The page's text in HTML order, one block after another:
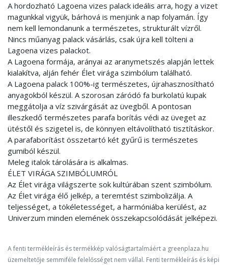
A hordozható Lagoena vizes palack ideális arra, hogy a vizet
magunkkal vigyük, bárhová is menjünk a nap folyamán. Így
nem kell lemondanunk a természetes, strukturált vízről.
Nincs műanyag palack vásárlás, csak újra kell tölteni a
Lagoena vizes palackot.
A Lagoena formája, arányai az aranymetszés alapján lettek
kialakítva, alján fehér Élet virága szimbólum található.
A Lagoena palack 100%-ig természetes, újrahasznosítható
anyagokból készül. A szorosan záródó fa burkolatú kupak
meggátolja a víz szivárgását az üvegből. A pontosan
illeszkedő természetes parafa borítás védi az üveget az
ütéstől és szigetel is, de könnyen eltávolítható tisztításkor.
A parafaborítást összetartó két gyűrű is természetes
gumiból készül.
Meleg italok tárolására is alkalmas.
ÉLET VIRÁGA SZIMBÓLUMRÓL
Az Élet virága világszerte sok kultúrában szent szimbólum.
Az Élet virága élő jelkép, a teremtést szimbolizálja. A
teljességet, a tökéletességet, a harmóniába kerülést, az
Univerzum minden elemének összekapcsolódását jelképezi.
A fenti termékleírás és termékkép valóságtartalmáért a greenplaza.hu
üzemeltetője semmiféle felelősséget nem vállal. Fenti termékleírás és képi